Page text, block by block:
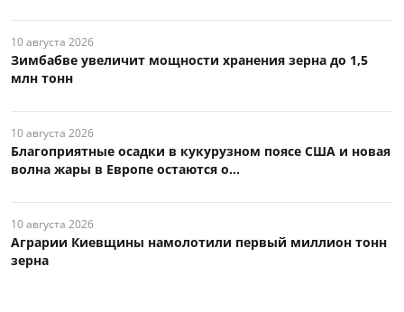
10 августа 2026
Зимбабве увеличит мощности хранения зерна до 1,5
млн тонн
10 августа 2026
Благоприятные осадки в кукурузном поясе США и новая
волна жары в Европе остаются о...
10 августа 2026
Аграрии Киевщины намолотили первый миллион тонн
зерна